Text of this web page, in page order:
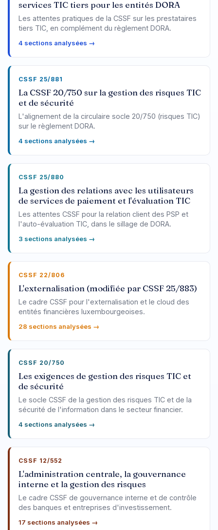
services TIC tiers pour les entités DORA
Les attentes pratiques de la CSSF sur les prestataires
tiers TIC, en complément du règlement DORA.
4 sections analysées →
CSSF 25/881
La CSSF 20/750 sur la gestion des risques TIC
et de sécurité
L'alignement de la circulaire socle 20/750 (risques TIC)
sur le règlement DORA.
4 sections analysées →
CSSF 25/880
La gestion des relations avec les utilisateurs
de services de paiement et l'évaluation TIC
Les attentes CSSF pour la relation client des PSP et
l'auto-évaluation TIC, dans le sillage de DORA.
3 sections analysées →
CSSF 22/806
L'externalisation (modifiée par CSSF 25/883)
Le cadre CSSF pour l'externalisation et le cloud des
entités financières luxembourgeoises.
28 sections analysées →
CSSF 20/750
Les exigences de gestion des risques TIC et
de sécurité
Le socle CSSF de la gestion des risques TIC et de la
sécurité de l'information dans le secteur financier.
4 sections analysées →
CSSF 12/552
L'administration centrale, la gouvernance
interne et la gestion des risques
Le cadre CSSF de gouvernance interne et de contrôle
des banques et entreprises d'investissement.
17 sections analysées →